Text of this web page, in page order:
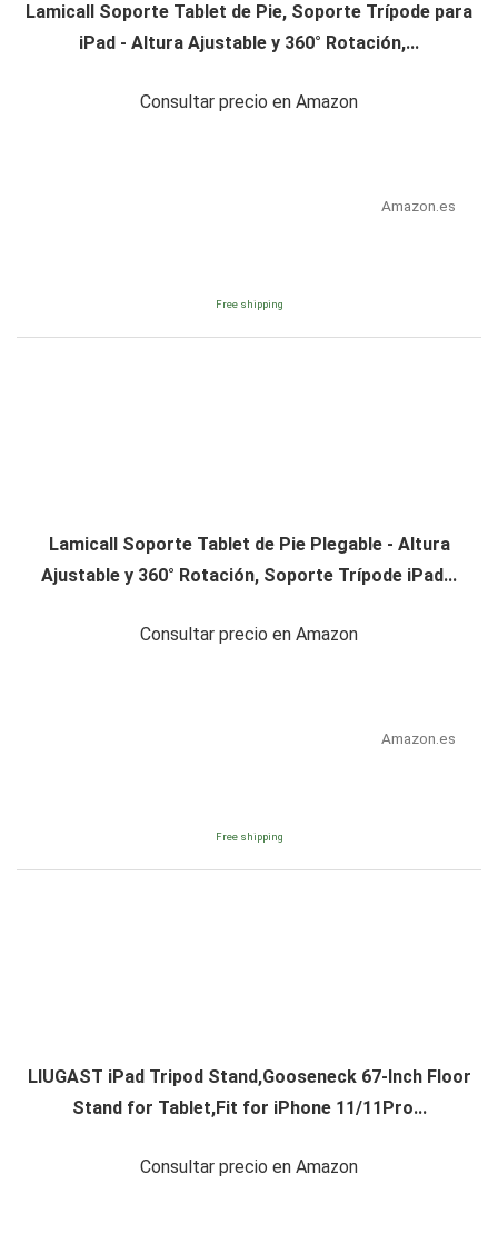
Lamicall Soporte Tablet de Pie, Soporte Trípode para
iPad - Altura Ajustable y 360° Rotación,...
Consultar precio en Amazon
Amazon.es
Free shipping
Lamicall Soporte Tablet de Pie Plegable - Altura
Ajustable y 360° Rotación, Soporte Trípode iPad...
Consultar precio en Amazon
Amazon.es
Free shipping
LIUGAST iPad Tripod Stand,Gooseneck 67-Inch Floor
Stand for Tablet,Fit for iPhone 11/11Pro...
Consultar precio en Amazon